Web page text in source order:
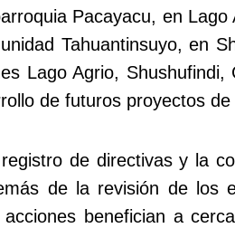
Pacayacu, en
Tahuantinsuyo, en
Lago Agrio, Shushufindi,
de futuros proyectos
de directivas y la
de la revisión de los
acciones benefician a